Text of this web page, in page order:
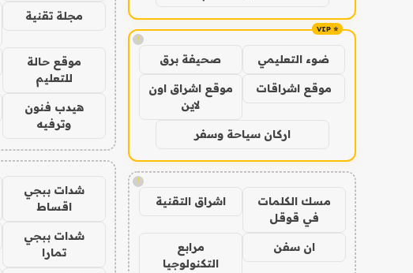
!
ضوء التعليمي صحيفة برق
موقع اشراقات
موقع اشراق اون
لاين
اركان سياحة وسفر
!
مسك الكلمات
في قوقل
اشراق التقنية
ان سفن
مرابع
التكنولوجيا
مجلة تقنية
موقع حالة
للتعليم
هيدب فنون
وترفيه
شدات ببجي
اقساط
شدات ببجي
تمارا